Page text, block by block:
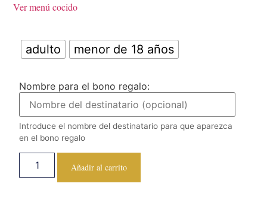
Ver menú cocido
adulto menor de 18 años
Nombre para el bono regalo:
Introduce el nombre del destinatario para que aparezca
en el bono regalo
Añadir al carrito
Alternative: